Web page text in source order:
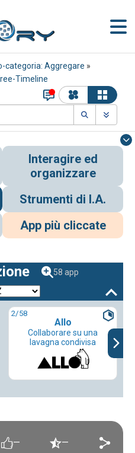
categoria: Aggregare »
Timeline
Interagire ed
organizzare
Strumenti di I.A.
App più cliccate
58 app
2/58
Allo
Collaborare su una
lavagna condivisa
— —